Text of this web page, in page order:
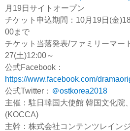
月19日サイトオープン
チケット申込期間：10月19日(金
00まで
チケット当落発表/ファミリーマー
27(土)12:00～
公式Facebook：
https://www.facebook.com/
公式Twitter： ＠ostkorea2018
主催：駐日韓国大使館 韓国文化院
(KOCCA)
主幹：株式会社コンテンツレイン